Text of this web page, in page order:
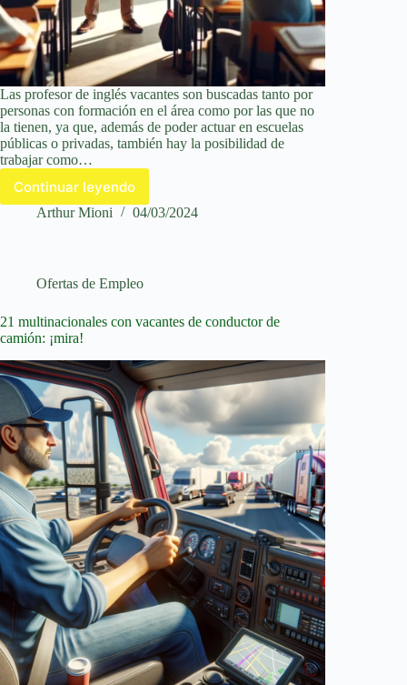
Las profesor de inglés vacantes son buscadas tanto por
personas con formación en el área como por las que no
la tienen, ya que, además de poder actuar en escuelas
públicas o privadas, también hay la posibilidad de
trabajar como…
Continuar leyendo
Profesor
de
superan
mil!
Arthur Mioni 04/03/2024
Ofertas de Empleo
21 multinacionales con vacantes de conductor de
camión: ¡mira!